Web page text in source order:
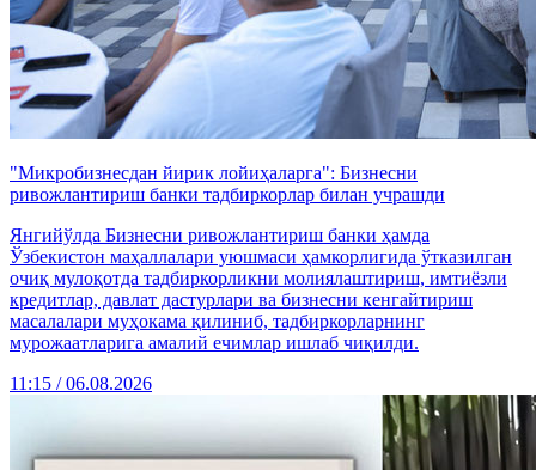
"Микробизнесдан йирик лойиҳаларга": Бизнесни
ривожлантириш банки тадбиркорлар билан учрашди
Янгийўлда Бизнесни ривожлантириш банки ҳамда
Ўзбекистон маҳаллалари уюшмаси ҳамкорлигида ўтказилган
очиқ мулоқотда тадбиркорликни молиялаштириш, имтиёзли
кредитлар, давлат дастурлари ва бизнесни кенгайтириш
масалалари муҳокама қилиниб, тадбиркорларнинг
мурожаатларига амалий ечимлар ишлаб чиқилди.
11:15 / 06.08.2026